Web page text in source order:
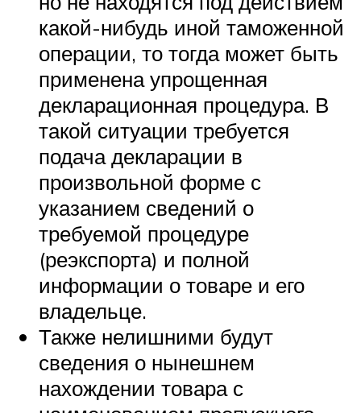
какой-нибудь иной таможенной
операции, то тогда может быть
применена упрощенная
декларационная процедура. В
такой ситуации требуется
подача декларации в
произвольной форме с
указанием сведений о
требуемой процедуре
(реэкспорта) и полной
информации о товаре и его
владельце.
Также нелишними будут
сведения о нынешнем
нахождении товара с